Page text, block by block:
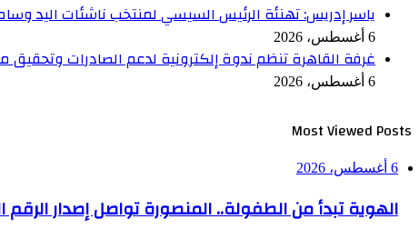
ياسر إدريس: تهنئة الرئيس السيسي لمنتخب ناشئات اليد
6 أغسطس، 2026
غرفة القاهرة تنظم ندوة إلكترونية لدعم الصادرات وتحقيق
6 أغسطس، 2026
Most Viewed Posts
6 أغسطس، 2026
الهوية تبدأ من الطفولة.. المنصورة تواصل إصدار الرقم